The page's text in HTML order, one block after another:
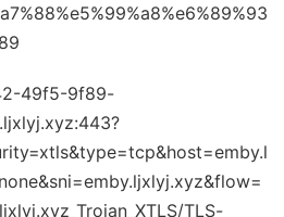
49f5-9f89-
TLS-